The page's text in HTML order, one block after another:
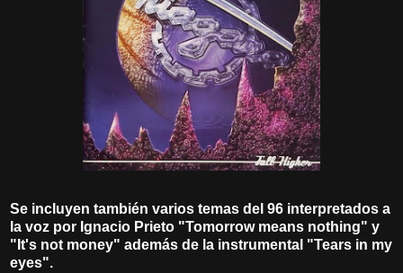
Se incluyen también varios temas del 96 interpretados a
la voz por Ignacio Prieto "Tomorrow means nothing" y
"It's not money" además de la instrumental "Tears in my
eyes".